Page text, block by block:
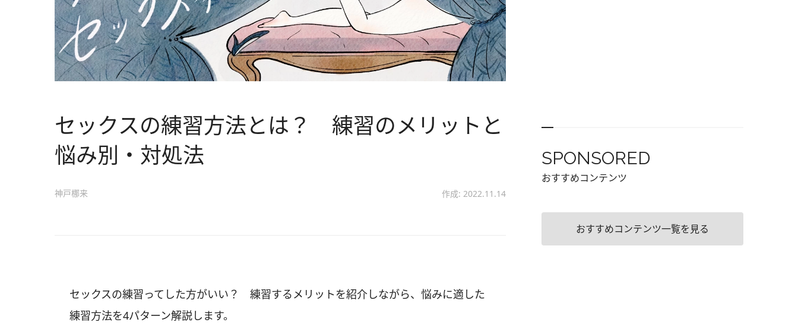
セックスの練習方法とは？ 練習のメリットと
悩み別・対処法
神戸梛来 作成: 2022.11.14
セックスの練習ってした方がいい？ 練習するメリットを紹介しながら、悩みに適した
練習方法を4パターン解説します。
SPONSORED
おすすめコンテンツ
おすすめコンテンツ一覧を見る